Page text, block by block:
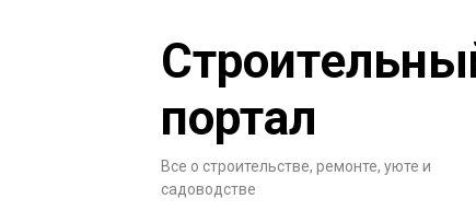
портал
Все о строительстве, ремонте, уюте и
садоводстве